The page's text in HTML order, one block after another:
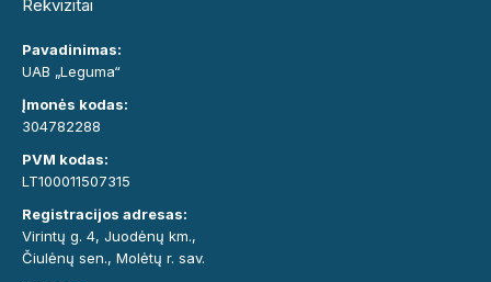
Rekvizitai
Pavadinimas:
UAB „Leguma“
Įmonės kodas:
304782288
PVM kodas:
LT100011507315
Registracijos adresas:
Virintų g. 4, Juodėnų km.,
Čiulėnų sen., Molėtų r. sav.